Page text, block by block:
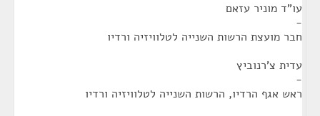
עו"ד מוניר עזאם
-
חבר מועצת הרשות השנייה לטלוויזיה ורדיו
עדית צ'רנוביץ
-
ראש אגף הרדיו, הרשות השנייה לטלוויזיה ורדיו